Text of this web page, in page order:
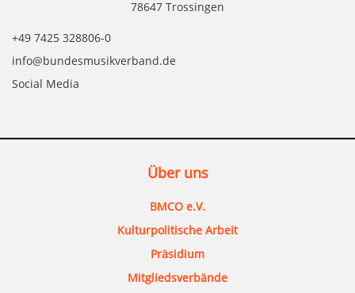
78647 Trossingen
+49 7425 328806-0
info@bundesmusikverband.de
Social Media
Über uns
BMCO e.V.
Kulturpolitische Arbeit
Präsidium
Mitgliedsverbände